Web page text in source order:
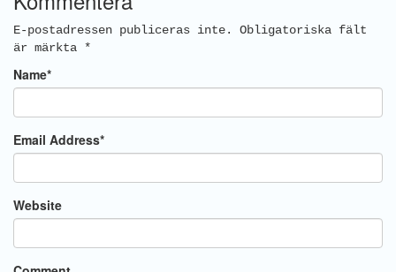
E-postadressen publiceras inte.
Obligatoriska fält
är märkta *
Name*
Email Address*
Website